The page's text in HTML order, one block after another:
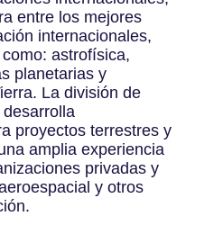
entre los mejores
internacionales,
astrofísica,
planetarias y
La división de
proyectos terrestres y
amplia experiencia
privadas y
y otros